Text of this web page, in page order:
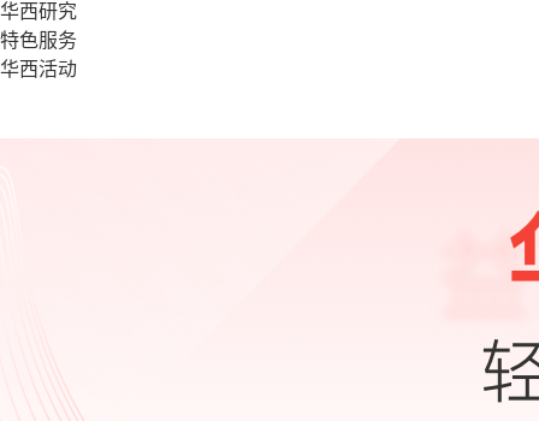
华西研究
特色服务
华西活动